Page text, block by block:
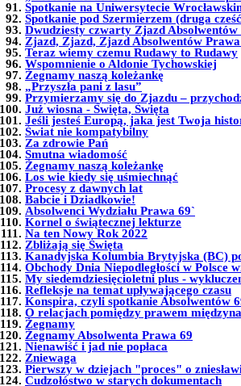
Spotkanie na Uniwersytecie
Spotkanie pod Szermierzem (druga
Dwudziesty czwarty Zjazd Absolwentów
Zjazd, Zjazd, Zjazd Absolwentów Prawa
Teraz wiemy czemu Rudawy to Rudawy
Wspomnienie o Aldonie Tychowskiej
Żegnamy naszą koleżankę
„Przyszła pani z lasu”
Przymierzamy się do Zjazdu –
Już wiosna - Święta, Święta
Jeśli jesteś Europą, jaka jest Twoja
Świat nie kompatybilny
Za zdrowie Pań
Smutna wiadomość
Żegnamy naszą koleżankę
Los wie kiedy się uśmiechnąć
Procesy z dawnych lat
Babcie i Dziadkowie!
Absolwenci Wydziału Prawa 69`
Kornel o świątecznej lekturze
Na ten Nowy Rok 2022
Zbliżają się Święta
Kanadyjska Kolumbia Brytyjska (BC)
Obchody Dnia Niepodległości w Polsce
My siedemdziesięcioletni plus -
Refleksje na temat upływającego czasu
Konspira, czyli spotkanie Absolwentów
O relacjach pomiędzy prawem
Żegnamy
Żegnamy Absolwenta Prawa 69
Nienawiść i jad nie popłaca
Zniewaga
Pierwszy w dziejach "proces" o
Cudzołóstwo w starych dokumentach